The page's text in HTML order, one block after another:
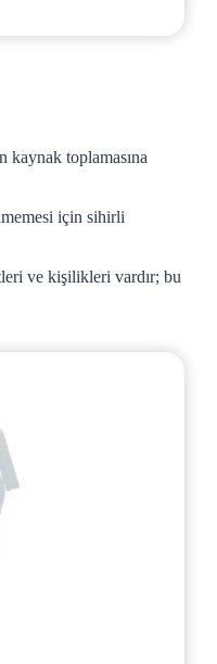
kaynak toplamasına
için sihirli
ve kişilikleri vardır; bu